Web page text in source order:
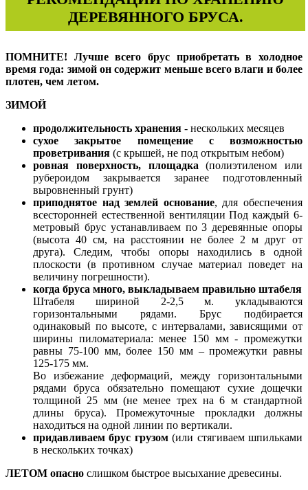
ДЕРЕВЯННОГО БРУСА.
ПОМНИТЕ! Лучше всего брус приобретать в холодное
время года: зимой он содержит меньше всего влаги и более
плотен, чем летом.
ЗИМОЙ
продолжительность хранения - нескольких месяцев
сухое закрытое помещение с возможностью
проветривания (с крышей, не под открытым небом)
ровная поверхность, площадка (полиэтиленом или
рубероидом закрывается заранее подготовленный
выровненный грунт)
приподнятое над землей основание, для обеспечения
всесторонней естественной вентиляции Под каждый 6-
метровый брус устанавливаем по 3 деревянные опоры
(высота 40 см, на расстоянии не более 2 м друг от
друга). Следим, чтобы опоры находились в одной
плоскости (в противном случае материал поведет на
величину погрешности).
когда бруса много, выкладываем правильно штабеля
Штабеля шириной 2-2,5 м. укладываются
горизонтальными рядами. Брус подбирается
одинаковый по высоте, с интервалами, зависящими от
ширины пиломатериала: менее 150 мм - промежутки
равны 75-100 мм, более 150 мм – промежутки равны
125-175 мм.
Во избежание деформаций, между горизонтальными
рядами бруса обязательно помещают сухие дощечки
толщиной 25 мм (не менее трех на 6 м стандартной
длины бруса). Промежуточные прокладки должны
находиться на одной линии по вертикали.
придавливаем брус грузом(или стягиваем шпильками
в нескольких точках)
ЛЕТОМ опасно слишком быстрое высыхание древесины.